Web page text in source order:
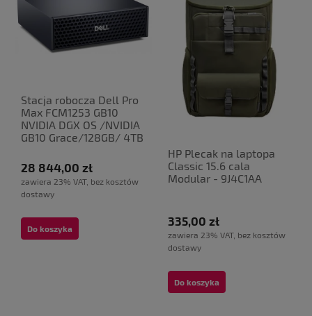
Stacja robocza Dell Pro
Max FCM1253 GB10
NVIDIA DGX OS /NVIDIA
GB10 Grace/128GB/ 4TB
28 844,00 zł
zawiera 23% VAT, bez kosztów
dostawy
Do koszyka
HP Plecak na laptopa
Classic 15.6 cala
Modular - 9J4C1AA
335,00 zł
zawiera 23% VAT, bez kosztów
dostawy
Do koszyka